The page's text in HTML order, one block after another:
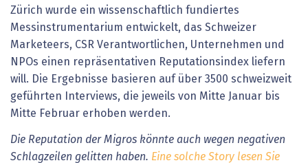
Zürich wurde ein wissenschaftlich fundiertes
Messinstrumentarium entwickelt, das Schweizer
Marketeers, CSR Verantwortlichen, Unternehmen und
NPOs einen repräsentativen Reputationsindex liefern
will. Die Ergebnisse basieren auf über 3500 schweizweit
geführten Interviews, die jeweils von Mitte Januar bis
Mitte Februar erhoben werden.
Die Reputation der Migros könnte auch wegen negativen
Schlagzeilen gelitten haben. Eine solche Story lesen Sie